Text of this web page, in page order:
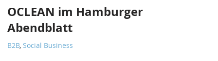
OCLEAN im Hamburger
Abendblatt
B2B, Social Business